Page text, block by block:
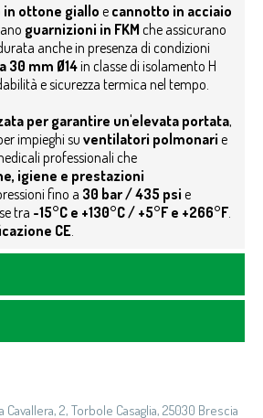
in ottone giallo e cannotto in acciaio
guarnizioni in FKM che assicurano
anche in presenza di condizioni
30 mm Ø14in classe di isolamento H
e sicurezza termica nel tempo.
per garantire un'elevata portata,
impieghi su ventilatori polmonari e
professionali che
igiene e prestazioni
fino a 30 bar / 435 psi e
tra -15°C e +130°C / +5°F e +266°F
CE
Cavallera, 2, Torbole Casaglia, 25030 Brescia